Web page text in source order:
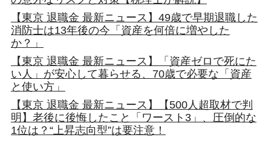
【東京 退職金 最新ニュース】49歳で早期退職した
消防士は13年後の今「資産を何倍に増やした
か？」
【東京 退職金 最新ニュース】「資産ゼロで死にた
い人」が安心して暮らせる、70歳で必要な「資産
と使い方」
【東京 退職金 最新ニュース】【500人超取材で判
明】老後に後悔したこと「ワースト3」、圧倒的な
1位は？“上昇志向型”は要注意！